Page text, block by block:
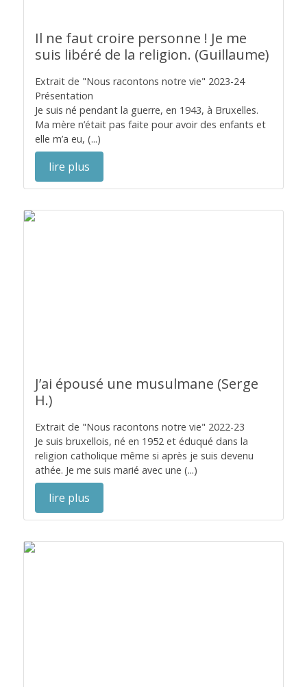
Il ne faut croire personne ! Je me
suis libéré de la religion. (Guillaume)
Extrait de "Nous racontons notre vie" 2023-24
Présentation
Je suis né pendant la guerre, en 1943, à Bruxelles.
Ma mère n’était pas faite pour avoir des enfants et
elle m’a eu, (...)
lire plus
J’ai épousé une musulmane (Serge
H.)
Extrait de "Nous racontons notre vie" 2022-23
Je suis bruxellois, né en 1952 et éduqué dans la
religion catholique même si après je suis devenu
athée. Je me suis marié avec une (...)
lire plus